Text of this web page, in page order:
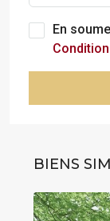
En
BIENS